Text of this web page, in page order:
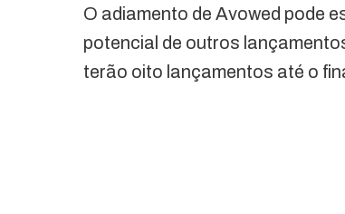
O adiamento de Avowed pode
potencial de outros
terão oito lançamentos até o